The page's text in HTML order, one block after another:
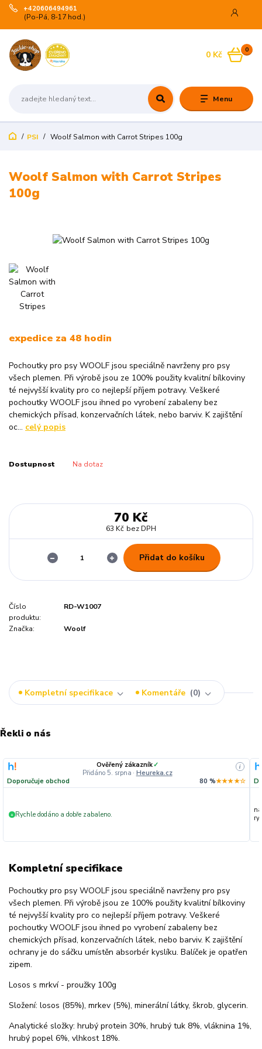
Menu
+420606494961
(Po-Pá, 8-17 hod.)
0
0 Kč
PSI Woolf Salmon with Carrot Stripes 100g
Woolf Salmon with Carrot Stripes
100g
expedice za 48 hodin
Pochoutky pro psy WOOLF jsou speciálně navrženy pro psy
všech plemen. Při výrobě jsou ze 100% použity kvalitní bílkoviny
té nejvyšší kvality pro co nejlepší příjem potravy. Veškeré
pochoutky WOOLF jsou ihned po vyrobení zabaleny bez
chemických přísad, konzervačních látek, nebo barviv. K zajištění
oc... celý popis
Dostupnost Na dotaz
70 Kč
63 Kč bez DPH
Přidat do košíku
Číslo
produktu:
RD-W1007
Značka: Woolf
Kompletní specifikace Komentáře 0
Řekli o nás
Ověřený zákazník✓
Přidáno 5. srpna · Heureka.cz
i
Doporučuje obchod 80 %★★★★☆
+ Rychle dodáno a dobře zabaleno.
Kompletní specifikace
Pochoutky pro psy WOOLF jsou speciálně navrženy pro psy
všech plemen. Při výrobě jsou ze 100% použity kvalitní bílkoviny
té nejvyšší kvality pro co nejlepší příjem potravy. Veškeré
pochoutky WOOLF jsou ihned po vyrobení zabaleny bez
chemických přísad, konzervačních látek, nebo barviv. K zajištění
ochrany je do sáčku umístěn absorbér kyslíku. Balíček je opatřen
zipem.
Losos s mrkví - proužky 100g
Složení: losos (85%), mrkev (5%), minerální látky, škrob, glycerin.
Analytické složky: hrubý protein 30%, hrubý tuk 8%, vláknina 1%,
hrubý popel 6%, vlhkost 18%.